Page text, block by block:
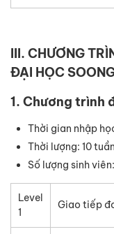
III. CHƯƠNG
ĐẠI HỌC
1. Chương trình
Thời gian nhập
Thời lượng: 10
Số lượng sinh
Level
1
Giao tiếp